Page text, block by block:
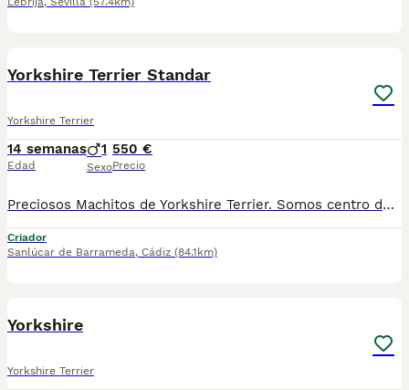
Yorkshire Terrier Standar
Yorkshire Terrier
14 semanas
Edad
1
Sexo
550 €
Precio
Preciosos Machitos de Yorkshire Terrier. Somos centro de mascotas con años de experiencia. Diariamente cuidamos y mimamos a nuestros cachorritos. Entregamos con Revisión Veterinaria, Factura de compra, garantía vírica, formulario de reconocimiento de raza pura, junto con su cartilla de vacunación y desparasitacion al día de la entrega. Hacemos envíos a toda la península y Baleares mediante servicio propio de transporte. Posibilidad de pago contrareembolso. Para más información no dude en contactar con nosotros. TLF: 649297709. Solo atiendo wasap o tlf. Gracias
Criador
Sanlúcar de Barrameda, Cádiz (84.1km)
Yorkshire
Yorkshire Terrier